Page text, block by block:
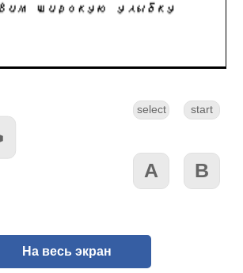
На весь экран